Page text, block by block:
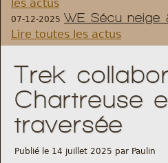
Règlement et statuts
Modalités d’inscriptions
Cartes découvertes
les actus
07-12-2025 WE Sécu neige
Lire toutes les actus
Trek
Chartreuse
traversée
Publié le 14 juillet 2025 par Paulin